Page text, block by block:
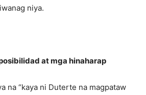
niya.
at mga hinaharap
na “kaya ni Duterte na magpataw